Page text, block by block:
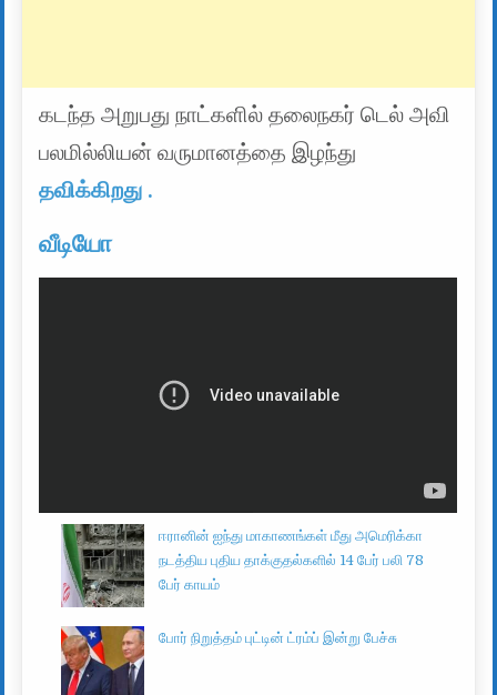
கடந்த அறுபது நாட்களில் தலைநகர் டெல் அவி
பலமில்லியன் வருமானத்தை இழந்து
தவிக்கிறது .
வீடியோ
ஈரானின் ஐந்து மாகாணங்கள் மீது அமெரிக்கா
நடத்திய புதிய தாக்குதல்களில் 14 பேர் பலி 78
பேர் காயம்
போர் நிறுத்தம் புட்டின் ட்ரம்ப் இன்று பேச்சு